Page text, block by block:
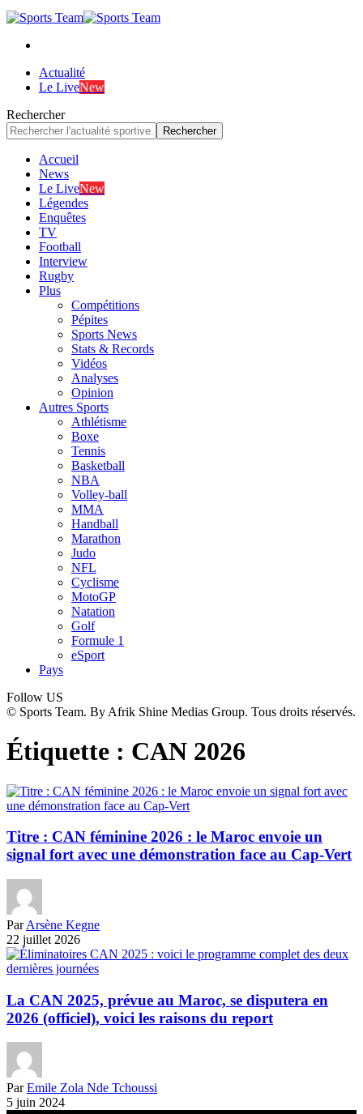
Actualité
Le LiveNew
Rechercher
Accueil
News
Le LiveNew
Légendes
Enquêtes
TV
Football
Interview
Rugby
Plus
Compétitions
Pépites
Sports News
Stats & Records
Vidéos
Analyses
Opinion
Autres Sports
Athlétisme
Boxe
Tennis
Basketball
NBA
Volley-ball
MMA
Handball
Marathon
Judo
NFL
Cyclisme
MotoGP
Natation
Golf
Formule 1
eSport
Pays
Follow US
© Sports Team. By Afrik Shine Medias Group. Tous droits réservés.
Étiquette : CAN 2026
Titre : CAN féminine 2026 : le Maroc envoie un
signal fort avec une démonstration face au Cap-Vert
Par Arsène Kegne
22 juillet 2026
La CAN 2025, prévue au Maroc, se disputera en
2026 (officiel), voici les raisons du report
Par Emile Zola Nde Tchoussi
5 juin 2024